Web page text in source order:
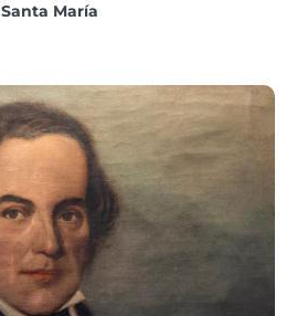
Santa María